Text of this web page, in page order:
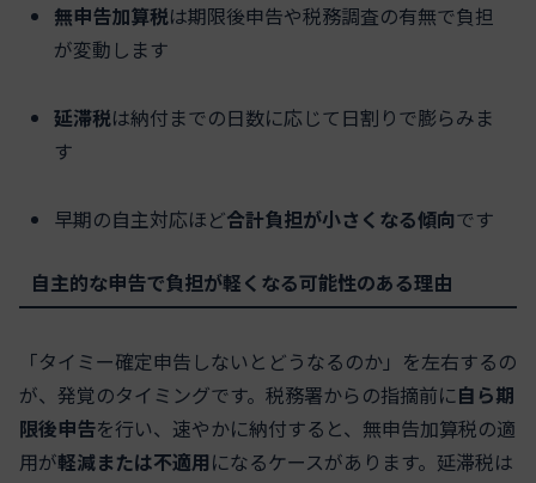
無申告加算税は期限後申告や税務調査の有無で負担
が変動します
延滞税は納付までの日数に応じて日割りで膨らみま
す
早期の自主対応ほど合計負担が小さくなる傾向です
自主的な申告で負担が軽くなる可能性のある理由
「タイミー確定申告しないとどうなるのか」を左右するの
が、発覚のタイミングです。税務署からの指摘前に自ら期
限後申告を行い、速やかに納付すると、無申告加算税の適
用が軽減または不適用になるケースがあります。延滞税は